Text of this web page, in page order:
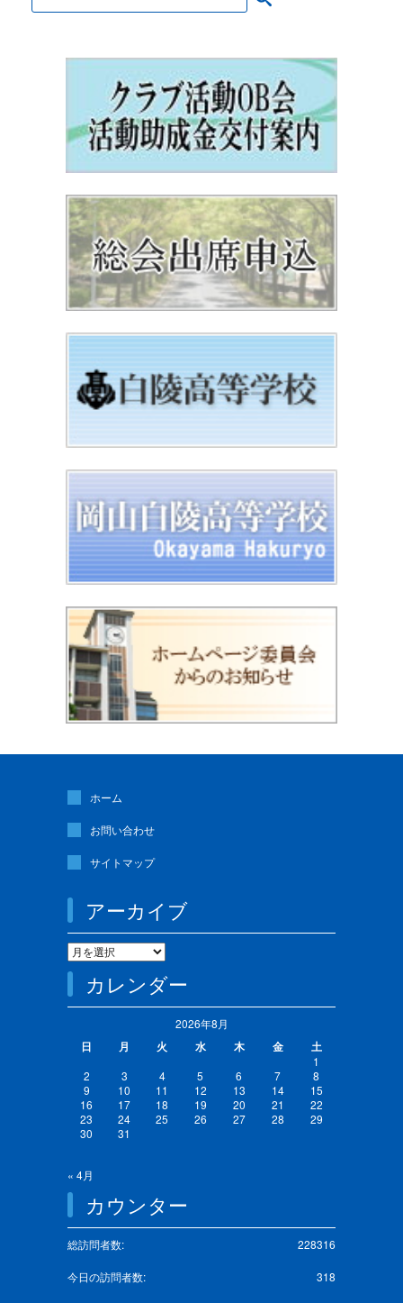
ホーム
お問い合わせ
サイトマップ
アーカイブ
カレンダー
2026年8月
日
月 火 水 木 金
土
1
2
3 4 5 6 7
8
9
10 11 12 13 14
15
16
17 18 19 20 21
22
23
24 25 26 27 28
29
30
31
« 4月
カウンター
228316
総訪問者数:
318
今日の訪問者数: